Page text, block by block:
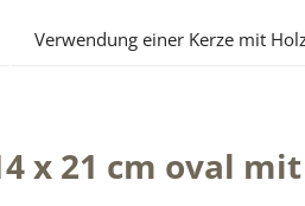
Verwendung einer Kerze mit
x 21 cm oval